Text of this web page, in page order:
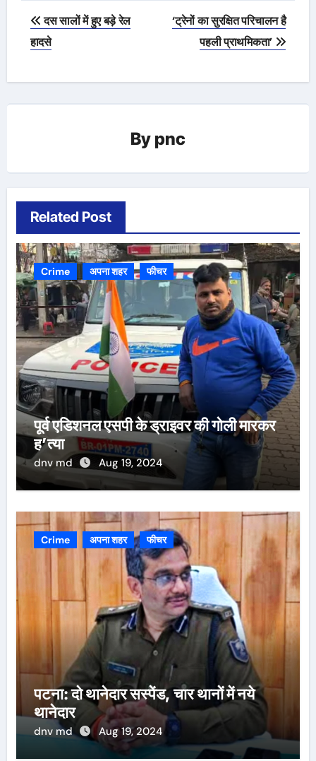
Post
navigation
दस सालों में हुए बड़े रेल
हादसे
‘ट्रेनों का सुरक्षित परिचालन है
पहली प्राथमिकता’
By pnc
Related Post
Crime अपना शहर फीचर
पूर्व एडिशनल एसपी के ड्राइवर की गोली मारकर
ह’त्या
dnv md Aug 19, 2024
Crime अपना शहर फीचर
पटना: दो थानेदार सस्पेंड, चार थानों में नये
थानेदार
dnv md Aug 19, 2024